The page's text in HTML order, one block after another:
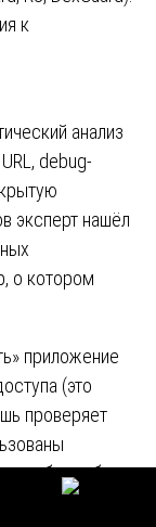
к
анализ
debug-
эксперт нашёл
о котором
приложение
(это
проверяет
обязан был